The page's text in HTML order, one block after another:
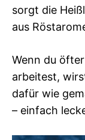
sorgt die
aus
Wenn du
arbeitest,
dafür wie
– einfach